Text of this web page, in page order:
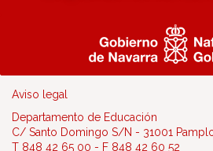
Aviso legal
Departamento de Educación
C/ Santo Domingo S/N - 31001
T 848 42 65 00 - F 848 42 60 52